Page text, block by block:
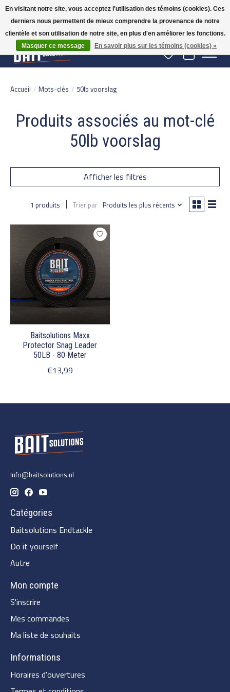
Gratis verzending vanaf 50 euro binnen NL | Op voorraad binnen 2-5 werkdagen
verzonden | België vanaf 70 euro gratis verzonden
Liste de souhaits
Panier
Accueil / Mots-clés / 50lb voorslag
Produits associés au mot-clé
50lb voorslag
Afficher les filtres
1 produits Trier par Produits les plus récents
Baitsolutions Maxx
Protector Snag Leader
50LB - 80 Meter
€13,99
Info@baitsolutions.nl
Catégories
Baitsolutions Endtackle
Do it yourself
Autre
Mon compte
S'inscrire
Mes commandes
Ma liste de souhaits
Informations
Horaires d'ouvertures
En visitant notre site, vous acceptez l'utilisation des témoins (cookies). Ces
derniers nous permettent de mieux comprendre la provenance de notre
clientèle et son utilisation de notre site, en plus d'en améliorer les fonctions.
Masquer ce message
En savoir plus sur les témoins (cookies) »